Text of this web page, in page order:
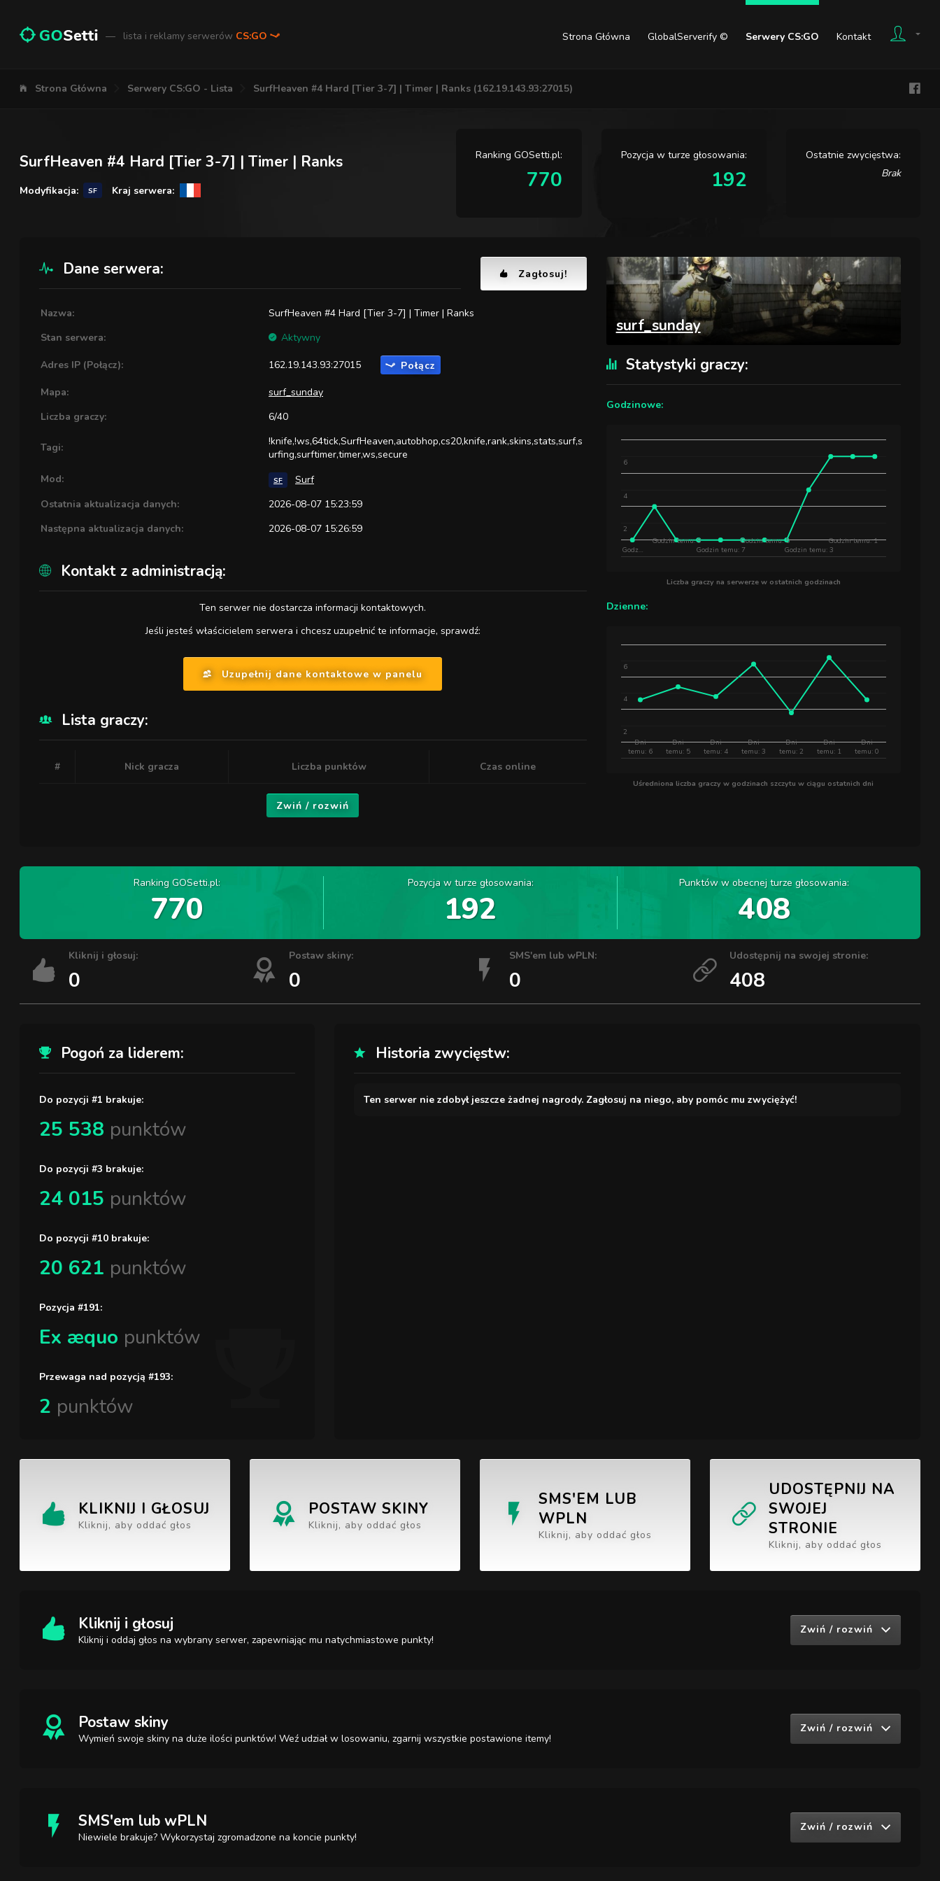
— lista i reklamy serwerów CS:GO Strona Główna GlobalServerify © Serwery CS:GO Kontakt
Strona Główna Serwery CS:GO - Lista SurfHeaven #4 Hard [Tier 3-7] | Timer | Ranks (162.19.143.93:27015)
SurfHeaven #4 Hard [Tier 3-7] | Timer | Ranks
Modyfikacja: SF Kraj serwera:
Ranking GOSetti.pl:
770
Pozycja w turze głosowania:
192
Ostatnie zwycięstwa:
Brak
Dane serwera: Zagłosuj!
Nazwa:
SurfHeaven #4 Hard [Tier 3-7] | Timer | Ranks
Stan serwera:
Aktywny
Adres IP (Połącz): 162.19.143.93:27015 Połącz
Mapa:
surf_sunday
Liczba graczy:
6/40
Tagi:
!knife,!ws,64tick,SurfHeaven,autobhop,cs20,knife,rank,skins,stats,surf,s
urfing,surftimer,timer,ws,secure
Mod:
SF
Surf
Ostatnia aktualizacja danych:
2026-08-07 15:23:59
Następna aktualizacja danych:
2026-08-07 15:26:59
Kontakt z administracją:
Ten serwer nie dostarcza informacji kontaktowych.
Jeśli jesteś właścicielem serwera i chcesz uzupełnić te informacje, sprawdź:
Uzupełnij dane kontaktowe w panelu
Lista graczy:
# Nick gracza Liczba punktów Czas online
Zwiń / rozwiń
surf_sunday
Statystyki graczy:
Godzinowe:
Godz…
Godzin temu: 9
Godzin temu: 7
Godzin temu: 5
Godzin temu: 3
Godzin temu: 1
2
4
6
Liczba graczy na serwerze w ostatnich godzinach
Dzienne:
temu: 6
Dni
temu: 5
Dni
temu: 4
Dni
temu: 3
Dni
temu: 2
Dni
temu: 1
Dni
temu: 0
Dni
2
4
6
Uśredniona liczba graczy w godzinach szczytu w ciągu ostatnich dni
Ranking GOSetti.pl:
770
Pozycja w turze głosowania:
192
Punktów w obecnej turze głosowania:
408
Kliknij i głosuj:
0
Postaw skiny:
0
SMS'em lub wPLN:
0
Udostępnij na swojej stronie:
408
Pogoń za liderem:
Do pozycji #1 brakuje:
25 538 punktów
Do pozycji #3 brakuje:
24 015 punktów
Do pozycji #10 brakuje:
20 621 punktów
Pozycja #191:
Ex æquo punktów
Przewaga nad pozycją #193:
2 punktów
Historia zwycięstw:
Ten serwer nie zdobył jeszcze żadnej nagrody. Zagłosuj na niego, aby pomóc mu zwyciężyć!
KLIKNIJ I GŁOSUJ
Kliknij, aby oddać głos
POSTAW SKINY
Kliknij, aby oddać głos
SMS'EM LUB
WPLN
Kliknij, aby oddać głos
UDOSTĘPNIJ NA
SWOJEJ
STRONIE
Kliknij, aby oddać głos
Kliknij i głosuj
Kliknij i oddaj głos na wybrany serwer, zapewniając mu natychmiastowe punkty!
Zwiń / rozwiń
Postaw skiny
Wymień swoje skiny na duże ilości punktów! Weź udział w losowaniu, zgarnij wszystkie postawione itemy!
Zwiń / rozwiń
SMS'em lub wPLN
Niewiele brakuje? Wykorzystaj zgromadzone na koncie punkty!
Zwiń / rozwiń